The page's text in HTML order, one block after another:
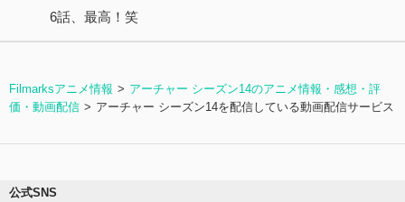
6話、最高！笑
Filmarksアニメ情報
アーチャー シーズン14のアニメ情報・感想・評
価・動画配信
アーチャー シーズン14を配信している動画配信サービス
公式SNS